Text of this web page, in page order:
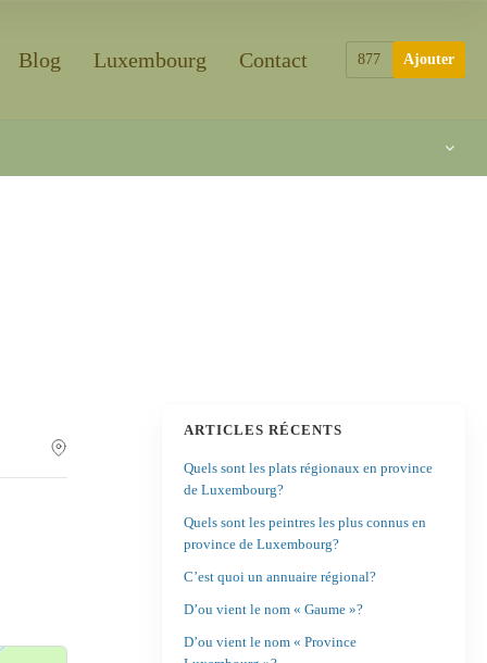
Blog Luxembourg Contact 877 Ajouter
ARTICLES RÉCENTS
Quels sont les plats régionaux en province
de Luxembourg?
Quels sont les peintres les plus connus en
province de Luxembourg?
C’est quoi un annuaire régional?
D’ou vient le nom « Gaume »?
D’ou vient le nom « Province